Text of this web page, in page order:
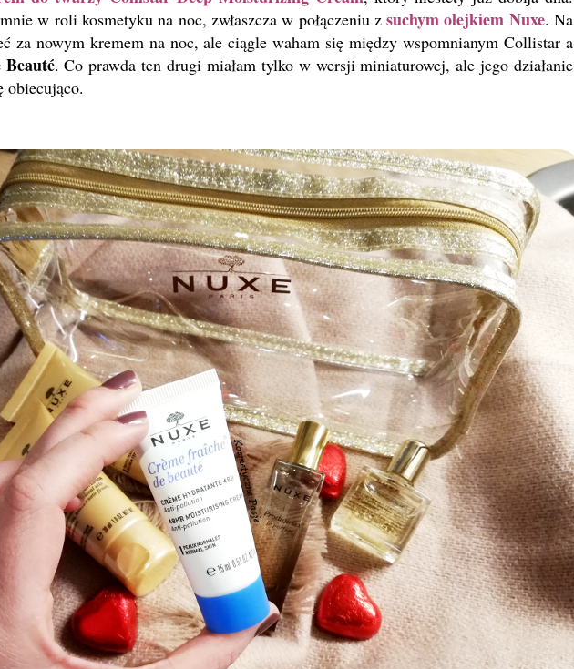
w roli kosmetyku na noc, zwłaszcza w połączeniu zsuchym olejkiem Nuxe. Na
za nowym kremem na noc, ale ciągle waham się między wspomnianym Collistar a
. Co prawda ten drugi miałam tylko w wersji miniaturowej, ale jego działanie
obiecująco.